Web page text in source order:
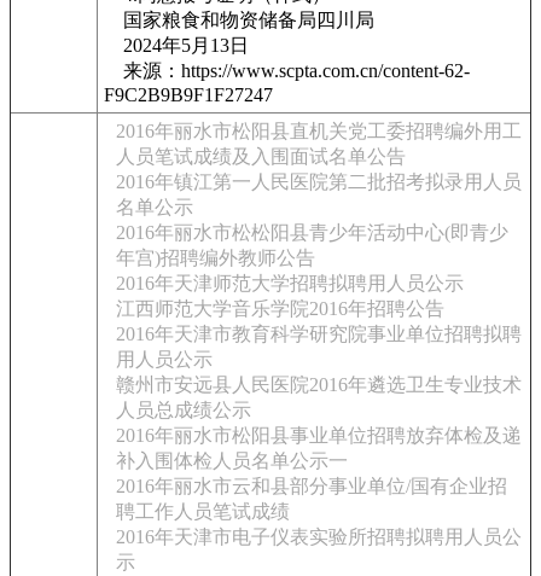
国家粮食和物资储备局四川局
2024年5月13日
来源：https://www.scpta.com.cn/content-62-
F9C2B9B9F1F27247
2016年丽水市松阳县直机关党工委招聘编外用工
人员笔试成绩及入围面试名单公告
2016年镇江第一人民医院第二批招考拟录用人员
名单公示
2016年丽水市松松阳县青少年活动中心(即青少
年宫)招聘编外教师公告
2016年天津师范大学招聘拟聘用人员公示
江西师范大学音乐学院2016年招聘公告
2016年天津市教育科学研究院事业单位招聘拟聘
用人员公示
赣州市安远县人民医院2016年遴选卫生专业技术
人员总成绩公示
2016年丽水市松阳县事业单位招聘放弃体检及递
补入围体检人员名单公示一
2016年丽水市云和县部分事业单位/国有企业招
聘工作人员笔试成绩
2016年天津市电子仪表实验所招聘拟聘用人员公
示